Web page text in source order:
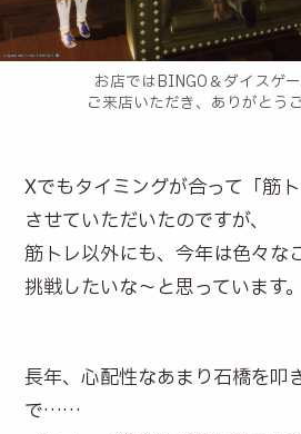
お店ではBINGO＆ダイスゲー
ご来店いただき、ありがとう
Xでもタイミングが合って「筋
させていただいたのですが、
筋トレ以外にも、今年は色々な
挑戦したいな〜と思っています。
長年、心配性なあまり石橋を叩
で……